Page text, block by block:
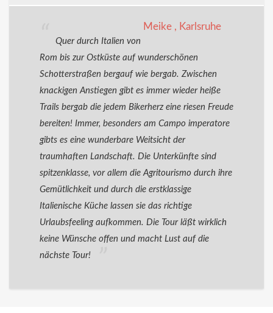
Meike , Karlsruhe
Quer durch Italien von
Rom bis zur Ostküste auf wunderschönen
Schotterstraßen bergauf wie bergab. Zwischen
knackigen Anstiegen gibt es immer wieder heiße
Trails bergab die jedem Bikerherz eine riesen Freude
bereiten! Immer, besonders am Campo imperatore
gibts es eine wunderbare Weitsicht der
traumhaften Landschaft. Die Unterkünfte sind
spitzenklasse, vor allem die Agritourismo durch ihre
Gemütlichkeit und durch die erstklassige
Italienische Küche lassen sie das richtige
Urlaubsfeeling aufkommen. Die Tour läßt wirklich
keine Wünsche offen und macht Lust auf die
nächste Tour!